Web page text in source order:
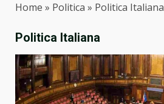
Home » Politica » Politica Italiana
Politica Italiana